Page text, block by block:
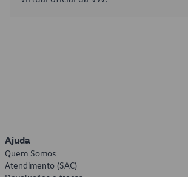
Ajuda
Quem Somos
Atendimento (SAC)